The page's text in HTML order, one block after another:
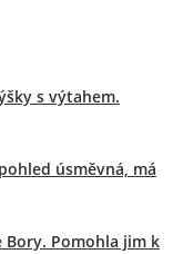
s výtahem.
úsměvná, má
Bory. Pomohla jim k